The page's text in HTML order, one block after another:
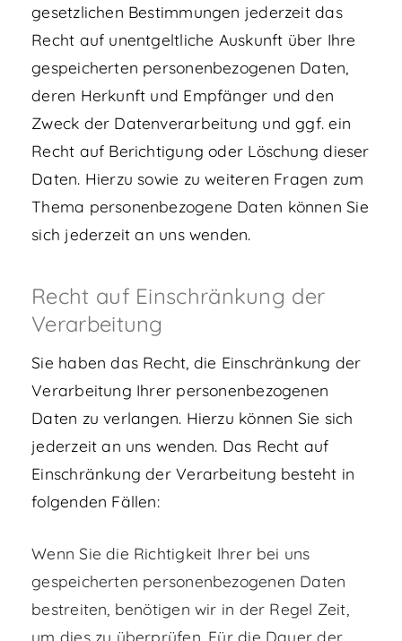
gesetzlichen Bestimmungen jederzeit das
Recht auf unentgeltliche Auskunft über Ihre
gespeicherten personenbezogenen Daten,
deren Herkunft und Empfänger und den
Zweck der Datenverarbeitung und ggf. ein
Recht auf Berichtigung oder Löschung dieser
Daten. Hierzu sowie zu weiteren Fragen zum
Thema personenbezogene Daten können Sie
sich jederzeit an uns wenden.
Recht auf Einschränkung der
Verarbeitung
Sie haben das Recht, die Einschränkung der
Verarbeitung Ihrer personenbezogenen
Daten zu verlangen. Hierzu können Sie sich
jederzeit an uns wenden. Das Recht auf
Einschränkung der Verarbeitung besteht in
folgenden Fällen:
Wenn Sie die Richtigkeit Ihrer bei uns
gespeicherten personenbezogenen Daten
bestreiten, benötigen wir in der Regel Zeit,
um dies zu überprüfen. Für die Dauer der